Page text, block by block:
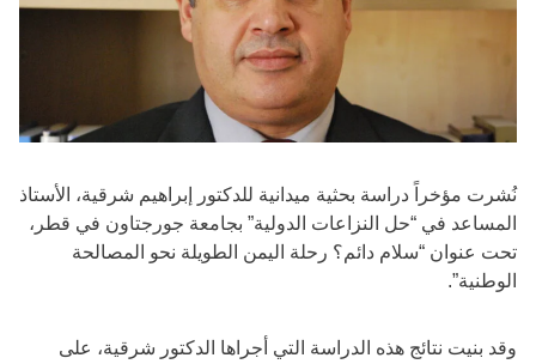
نُشرت مؤخراً دراسة بحثية ميدانية للدكتور إبراهيم شرقية، الأستاذ
المساعد في “حل النزاعات الدولية” بجامعة جورجتاون في قطر،
تحت عنوان “سلام دائم؟ رحلة اليمن الطويلة نحو المصالحة
الوطنية”.
وقد بنيت نتائج هذه الدراسة التي أجراها الدكتور شرقية، على